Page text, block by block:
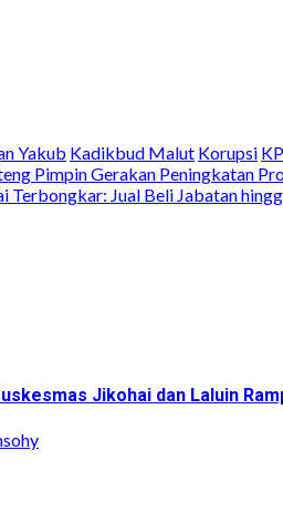
Yakub Kadikbud Malut Korupsi
Pimpin Gerakan Peningkatan
Terbongkar: Jual Beli Jabatan
Jikohai dan Laluin